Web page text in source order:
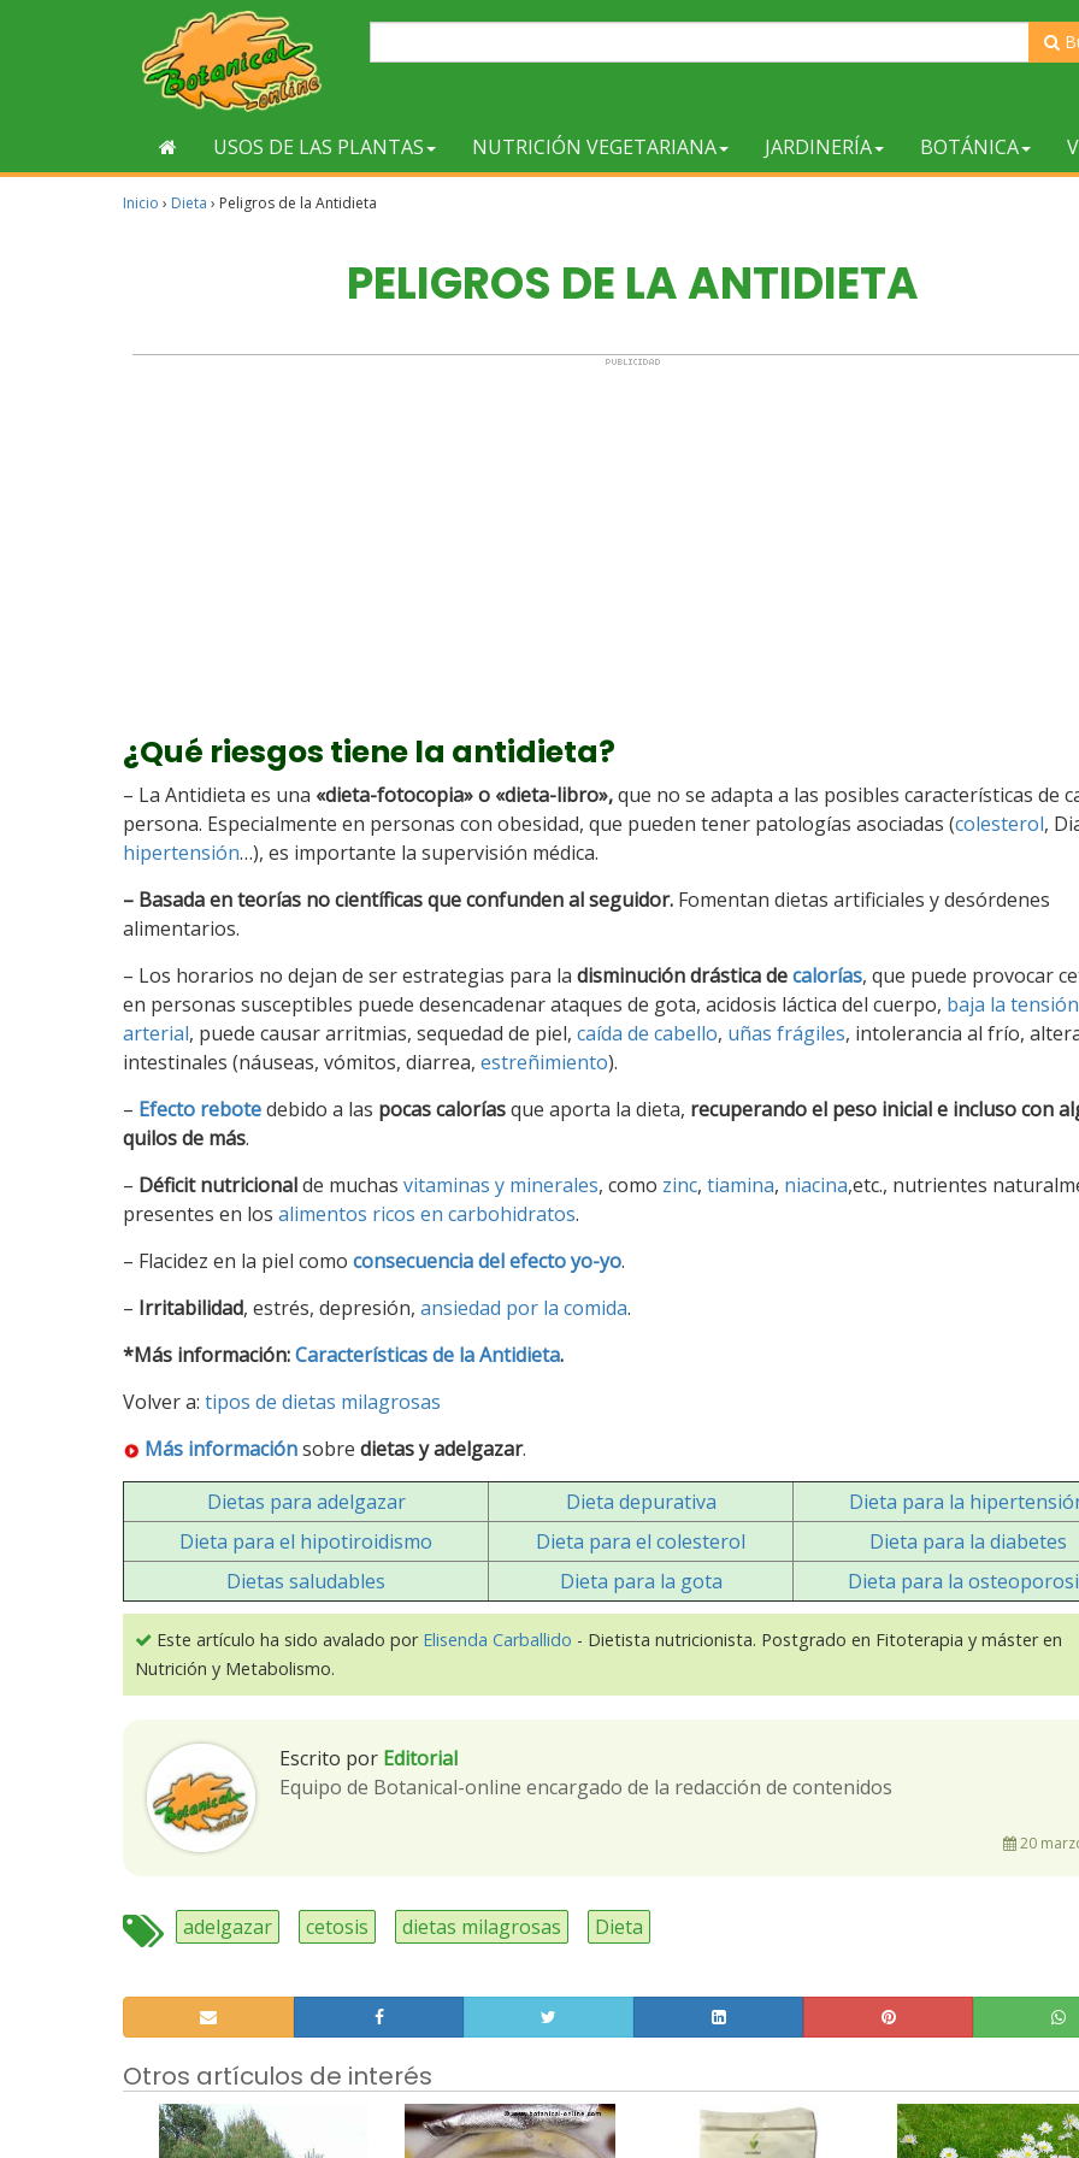
USOS DE LAS PLANTAS NUTRICIÓN VEGETARIANA JARDINERÍA BOTÁNICA
Inicio › Dieta › Peligros de la Antidieta
PELIGROS DE LA ANTIDIETA
¿Qué riesgos tiene la antidieta?
– La Antidieta es una «dieta-fotocopia» o «dieta-libro»,que no se adapta a las posibles características de
persona. Especialmente en personas con obesidad, que pueden tener patologías asociadas (colesterol,
hipertensión…), es importante la supervisión médica.
– Basada en teorías no científicas que confunden al seguidor. Fomentan dietas artificiales y desórdenes
alimentarios.
– Los horarios no dejan de ser estrategias para la disminución drástica decalorías, que puede provocar
en personas susceptibles puede desencadenar ataques de gota, acidosis láctica del cuerpo, baja la tensión
arterial, puede causar arritmias, sequedad de piel, caída de cabello, uñas frágiles, intolerancia al frío,
intestinales (náuseas, vómitos, diarrea, estreñimiento).
– Efecto rebotedebido a las pocas caloríasque aporta la dieta, recuperando el peso inicial e incluso con
quilos de más.
– Déficit nutricionalde muchas vitaminas y minerales, como zinc, tiamina, niacina,etc., nutrientes
presentes en los alimentos ricos en carbohidratos.
– Flacidez en la piel como consecuencia del efecto yo-yo.
– Irritabilidad, estrés, depresión, ansiedad por la comida.
*Más información:Características de la Antidieta.
Volver a: tipos de dietas milagrosas
Más informaciónsobre dietas y adelgazar.
Dietas para adelgazar
Dieta depurativa
Dieta para la
Dieta para el hipotiroidismo
Dieta para el colesterol
Dieta para la diabetes
Dietas saludables
Dieta para la gota Dieta para la
Este artículo ha sido avalado por Elisenda Carballido - Dietista nutricionista. Postgrado en Fitoterapia y máster en
Nutrición y Metabolismo.
Escrito por Editorial
Equipo de Botanical-online encargado de la redacción de contenidos
20
adelgazar cetosis dietas milagrosas Dieta
Otros artículos de interés